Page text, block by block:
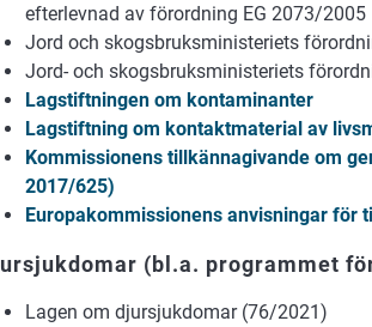
efterlevnad av förordning EG 2073/2005
Jord och skogsbruksministeriets
Jord- och skogsbruksministeriets
Lagstiftningen om kontaminanter
Lagstiftning om kontaktmaterial av
Kommissionens tillkännagivande om
2017/625)
Europakommissionens anvisningar för
(bl.a. programmet
Lagen om djursjukdomar (76/2021)